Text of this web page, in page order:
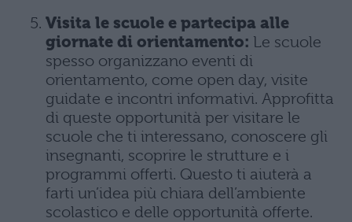
Visita le scuole e partecipa alle
giornate di orientamento: Le scuole
spesso organizzano eventi di
orientamento, come open day, visite
guidate e incontri informativi. Approfitta
di queste opportunità per visitare le
scuole che ti interessano, conoscere gli
insegnanti, scoprire le strutture e i
programmi offerti. Questo ti aiuterà a
farti un’idea più chiara dell’ambiente
scolastico e delle opportunità offerte.